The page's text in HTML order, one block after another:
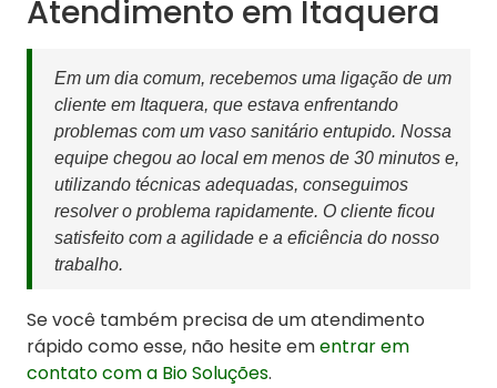
Atendimento em Itaquera
Em um dia comum, recebemos uma ligação de um
cliente em Itaquera, que estava enfrentando
problemas com um vaso sanitário entupido. Nossa
equipe chegou ao local em menos de 30 minutos e,
utilizando técnicas adequadas, conseguimos
resolver o problema rapidamente. O cliente ficou
satisfeito com a agilidade e a eficiência do nosso
trabalho.
Se você também precisa de um atendimento
rápido como esse, não hesite ementrar em
contato com a Bio Soluções.